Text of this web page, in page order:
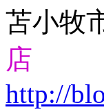
苫小
店
http://